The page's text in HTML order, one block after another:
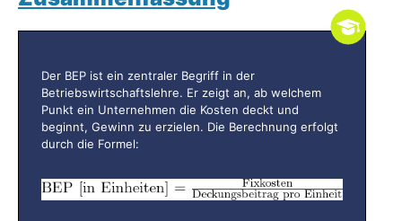
Der BEP ist ein zentraler Begriff in der
Betriebswirtschaftslehre. Er zeigt an, ab welchem
Punkt ein Unternehmen die Kosten deckt und
beginnt, Gewinn zu erzielen. Die Berechnung erfolgt
durch die Formel: